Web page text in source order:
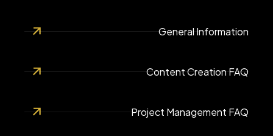
General Information
Content Creation FAQ
Project Management FAQ